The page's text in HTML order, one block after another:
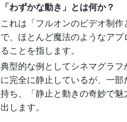
「わずかな動き」とは何か？
これは「フルオンのビデオ制
で、ほとんど魔法のようなア
ることを指します。
典型的な例としてシネマグラ
に完全に静止しているが、一
持ち、「静止と動きの奇妙で
出します。